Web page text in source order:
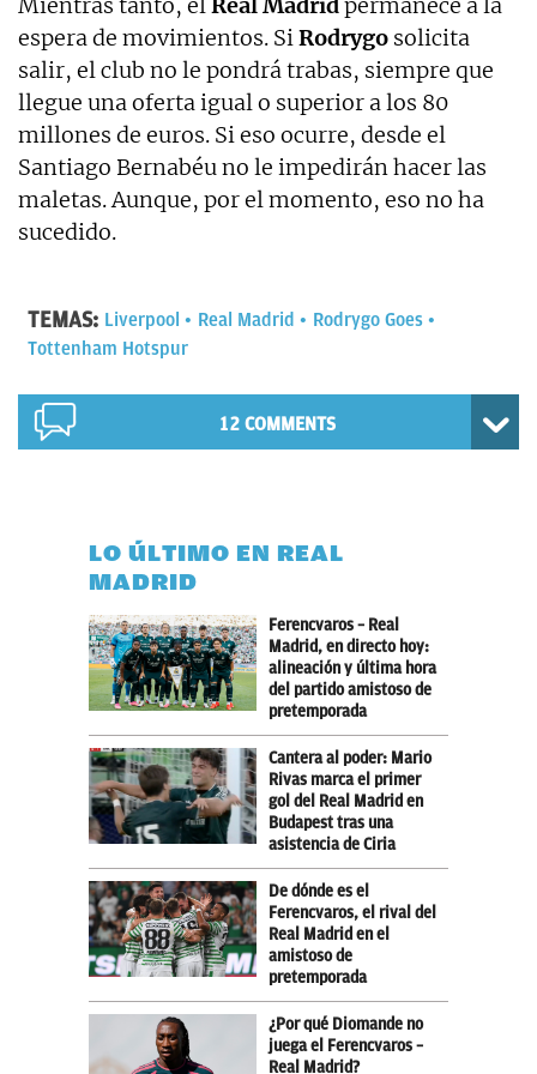
espera de movimientos. SiRodrygo solicita
salir, el club no le pondrá trabas, siempre que
llegue una oferta igual o superior a los 80
millones de euros. Si eso ocurre, desde el
Santiago Bernabéu no le impedirán hacer las
maletas. Aunque, por el momento, eso no ha
sucedido.
TEMAS: Liverpool Real Madrid
Rodrygo Goes
Tottenham Hotspur
12 COMMENTS
LO ÚLTIMO EN REAL
MADRID
Ferencvaros – Real
Madrid, en directo hoy:
alineación y última hora
del partido amistoso de
pretemporada
Cantera al poder: Mario
Rivas marca el primer
gol del Real Madrid en
Budapest tras una
asistencia de Ciria
De dónde es el
Ferencvaros, el rival del
Real Madrid en el
amistoso de
pretemporada
¿Por qué Diomande no
juega el Ferencvaros –
Real Madrid?